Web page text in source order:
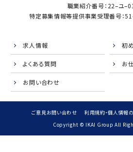
職業紹介番号：22–ユ
特定募集情報等提供事業受理番号：
求人情報 初
よくある質問 お
お問い合わせ
ご意見お問い合わせ 利用規約・個人情報
Copyright © IKAI Group All